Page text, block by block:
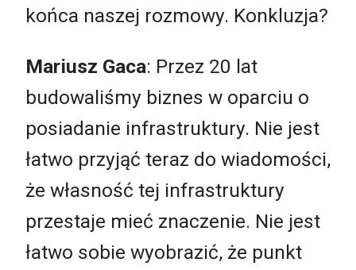
końca naszej rozmowy. Konkluzja?
Mariusz Gaca: Przez 20 lat
budowaliśmy biznes w oparciu o
posiadanie infrastruktury. Nie jest
łatwo przyjąć teraz do wiadomości,
że własność tej infrastruktury
przestaje mieć znaczenie. Nie jest
łatwo sobie wyobrazić, że punkt